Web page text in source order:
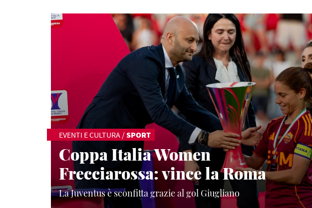
EVENTI E CULTURA /SPORT
Coppa Italia Women
Frecciarossa: vince la Roma
La Juventus è sconfitta grazie al gol Giugliano